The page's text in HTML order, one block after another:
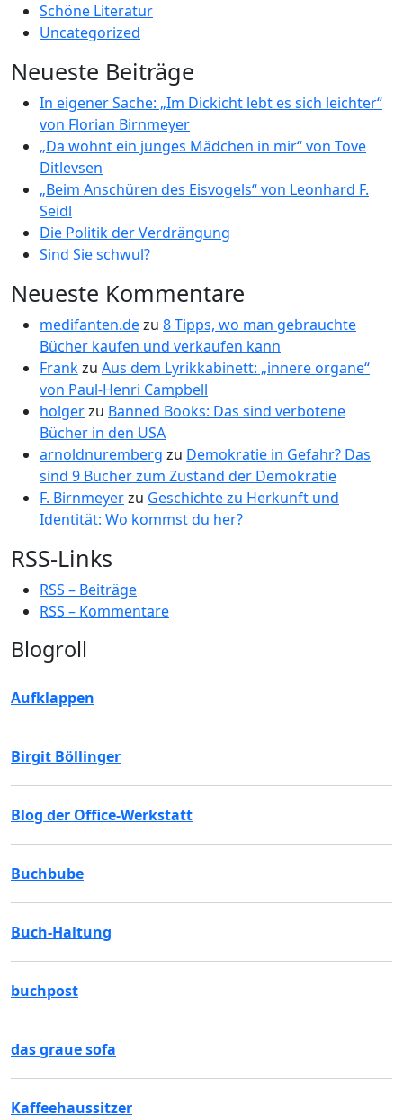
Schöne Literatur
Uncategorized
Neueste Beiträge
In eigener Sache: „Im Dickicht lebt es sich leichter“
von Florian Birnmeyer
„Da wohnt ein junges Mädchen in mir“ von Tove
Ditlevsen
„Beim Anschüren des Eisvogels“ von Leonhard F.
Seidl
Die Politik der Verdrängung
Sind Sie schwul?
Neueste Kommentare
medifanten.dezu 8 Tipps, wo man gebrauchte
Bücher kaufen und verkaufen kann
Frankzu Aus dem Lyrikkabinett: „innere organe“
von Paul-Henri Campbell
holgerzu Banned Books: Das sind verbotene
Bücher in den USA
arnoldnuremberg zu Demokratie in Gefahr? Das
sind 9 Bücher zum Zustand der Demokratie
F. Birnmeyerzu Geschichte zu Herkunft und
Identität: Wo kommst du her?
RSS-Links
RSS – Beiträge
RSS – Kommentare
Blogroll
Aufklappen
Birgit Böllinger
Blog der Office-Werkstatt
Buchbube
Buch-Haltung
buchpost
das graue sofa
Kaffeehaussitzer